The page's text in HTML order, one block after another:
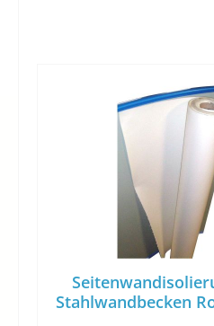
Stahlwandbecken